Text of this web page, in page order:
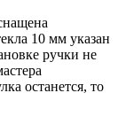
10 мм указан
ручки не
останется, то